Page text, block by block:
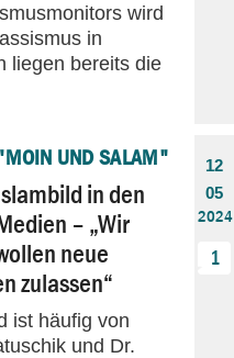
wird
in
liegen bereits die
UND SALAM"
in den
– „Wir
neue
zulassen“
ist häufig von
und Dr.
12
05
2024
1